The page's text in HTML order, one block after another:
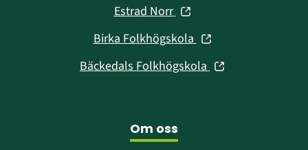
Estrad Norr (öppnas
nytt
fönster)
Birka Folkhögskola (öppnas
nytt
Bäckedals Folkhögskola (öppnas
Om oss